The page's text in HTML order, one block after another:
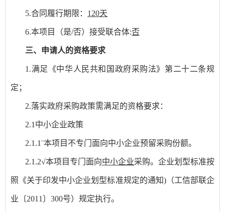
5.合同履行期限： 120天
6.本项目（是/否）接受联合体:否
三、 申请人的资格要求
1.满足《中华人民共和国政府采购法》第二十二条规
定；
2.落实政府采购政策需满足的资格要求：
2.1中小企业政策
2.1.1¨本项目不专门面向中小企业预留采购份额。
2.1.2√本项目专门面向中小企业采购。企业划型标准按
照《关于印发中小企业划型标准规定的通知)（工信部联企
业〔2011〕300号）规定执行。